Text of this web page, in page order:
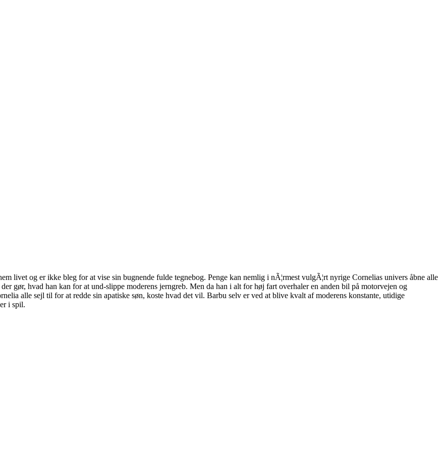
livet og er ikke bleg for at vise sin bugnende fulde tegnebog. Penge kan nemlig i nÃ¦rmest vulgÃ¦rt nyrige Cornelias univers åbne alle
gør, hvad han kan for at und-slippe moderens jerngreb. Men da han i alt for høj fart overhaler en anden bil på motorvejen og
alle sejl til for at redde sin apatiske søn, koste hvad det vil. Barbu selv er ved at blive kvalt af moderens konstante, utidige
i spil.